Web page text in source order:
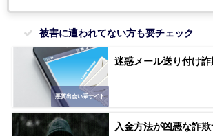
被害に遭われてない方も要チェック
悪質出会い系サイト
迷惑メール送り付け詐
入金方法が凶悪な詐欺